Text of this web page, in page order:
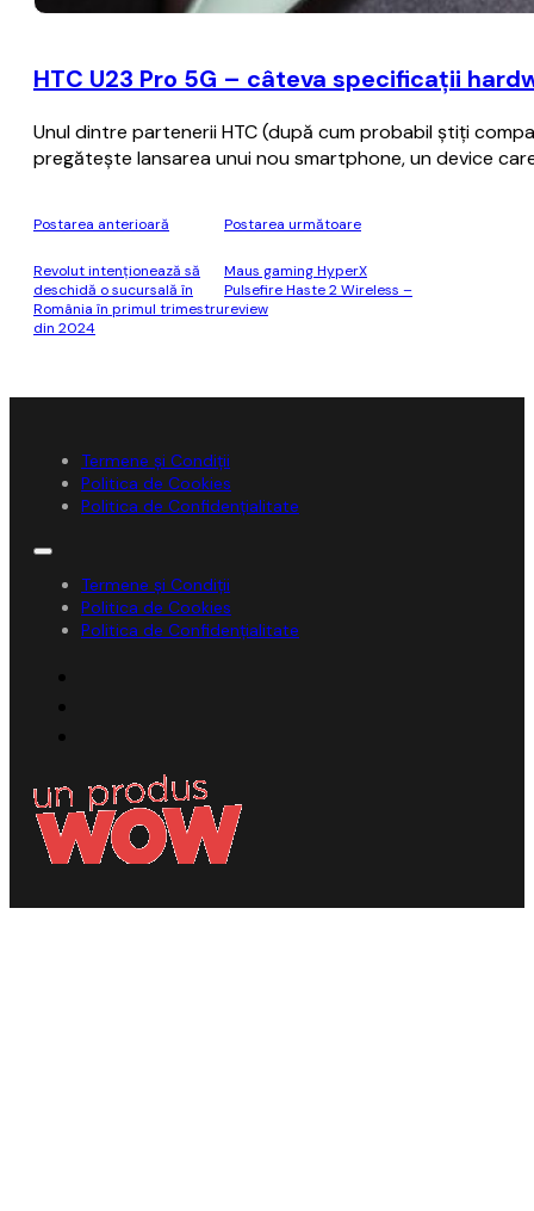
HTC U23 Pro 5G – câteva specificaţii
Unul dintre partenerii HTC (după cum probabil ştiţi
pregăteşte lansarea unui nou smartphone, un device
Postarea anterioară
Revolut intenţionează să
deschidă o sucursală în
România în primul trimestru
din 2024
Postarea următoare
Maus gaming HyperX
Pulsefire Haste 2 Wireless –
review
Termene și Condiții
Politica de Cookies
Politica de Confidențialitate
Termene și Condiții
Politica de Cookies
Politica de Confidențialitate